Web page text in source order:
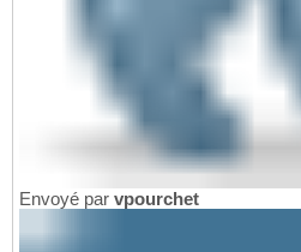
Envoyé par vpourchet